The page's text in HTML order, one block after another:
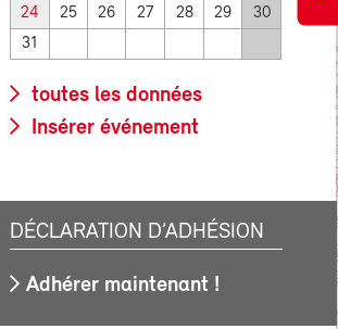
24 25 26 27 28 29
30
31
toutes les données
Insérer événement
DÉCLARATION D’ADHÉSION
Adhérer maintenant !